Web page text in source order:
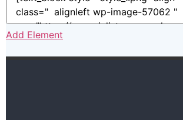
Add Element